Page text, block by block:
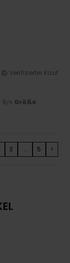
Verifizierter Kauf
: 5 /5 Größe:
3 ... 5 >